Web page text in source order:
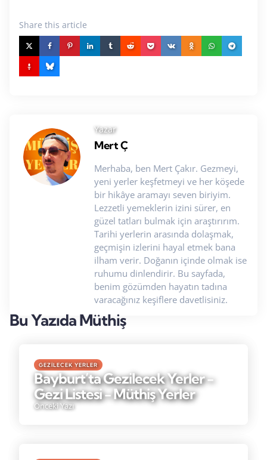
Share this article
Yazar
Mert Ç
Merhaba, ben Mert Çakır. Gezmeyi,
yeni yerler keşfetmeyi ve her köşede
bir hikâye aramayı seven biriyim.
Lezzetli yemeklerin izini sürer, en
güzel tatları bulmak için araştırırım.
Tarihi yerlerin arasında dolaşmak,
geçmişin izlerini hayal etmek bana
ilham verir. Doğanın içinde olmak ise
ruhumu dinlendirir. Bu sayfada,
benim gözümden hayatın tadına
varacağınız keşiflere davetlisiniz.
Bu Yazıda Müthiş
GEZILECEK YERLER
Bayburt’ta Gezilecek Yerler -
Gezi Listesi - Müthiş Yerler
Önceki Yazı